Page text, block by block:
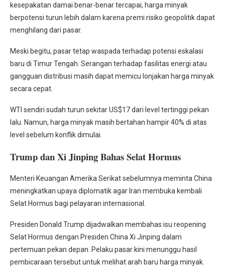
kesepakatan damai benar-benar tercapai, harga minyak
berpotensi turun lebih dalam karena premi risiko geopolitik dapat
menghilang dari pasar.
Meski begitu, pasar tetap waspada terhadap potensi eskalasi
baru di Timur Tengah. Serangan terhadap fasilitas energi atau
gangguan distribusi masih dapat memicu lonjakan harga minyak
secara cepat.
WTI sendiri sudah turun sekitar US$17 dari level tertinggi pekan
lalu. Namun, harga minyak masih bertahan hampir 40% di atas
level sebelum konflik dimulai.
Trump dan Xi Jinping Bahas Selat Hormus
Menteri Keuangan Amerika Serikat sebelumnya meminta China
meningkatkan upaya diplomatik agar Iran membuka kembali
Selat Hormus bagi pelayaran internasional.
Presiden Donald Trump dijadwalkan membahas isu reopening
Selat Hormus dengan Presiden China Xi Jinping dalam
pertemuan pekan depan. Pelaku pasar kini menunggu hasil
pembicaraan tersebut untuk melihat arah baru harga minyak.